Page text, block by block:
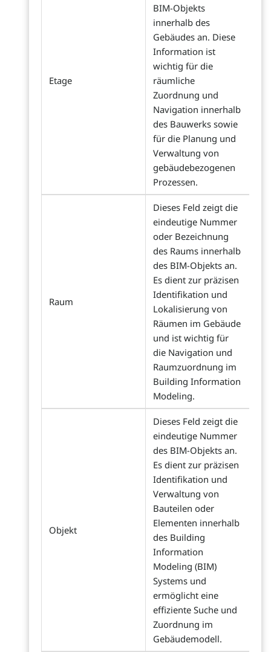
Etage
BIM-Objekts
innerhalb des
Gebäudes an. Diese
Information ist
wichtig für die
räumliche
Zuordnung und
Navigation innerhalb
des Bauwerks sowie
für die Planung und
Verwaltung von
gebäudebezogenen
Prozessen.
Raum
Dieses Feld zeigt die
eindeutige Nummer
oder Bezeichnung
des Raums innerhalb
des BIM-Objekts an.
Es dient zur präzisen
Identifikation und
Lokalisierung von
Räumen im Gebäude
und ist wichtig für
die Navigation und
Raumzuordnung im
Building Information
Modeling.
Objekt
Dieses Feld zeigt die
eindeutige Nummer
des BIM-Objekts an.
Es dient zur präzisen
Identifikation und
Verwaltung von
Bauteilen oder
Elementen innerhalb
des Building
Information
Modeling (BIM)
Systems und
ermöglicht eine
effiziente Suche und
Zuordnung im
Gebäudemodell.